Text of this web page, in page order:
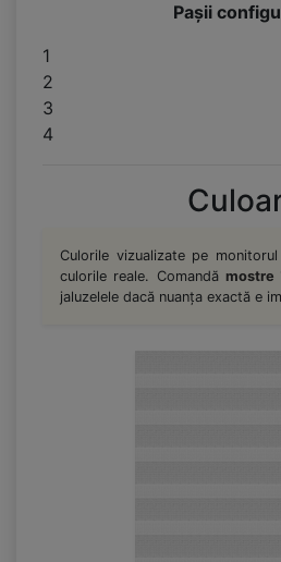
Pașii
1
2
3
4
Culorile vizualizate pe
culorile reale. Comandă mostre
jaluzelele dacă nuanța exactă e